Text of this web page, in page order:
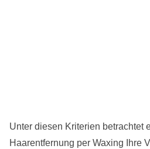
Unter diesen Kriterien betrachtet
Haarentfernung per Waxing Ihre